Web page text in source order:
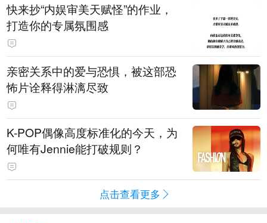
快来抄“内娱审美天赋怪”的作业，
打造你的专属氛围感
亲密关系中的爱与恐惧，被这部恐
怖片诠释得淋漓尽致
K-POP偶像高度标准化的今天，为
何唯有Jennie能打破规则？
点击查看更多